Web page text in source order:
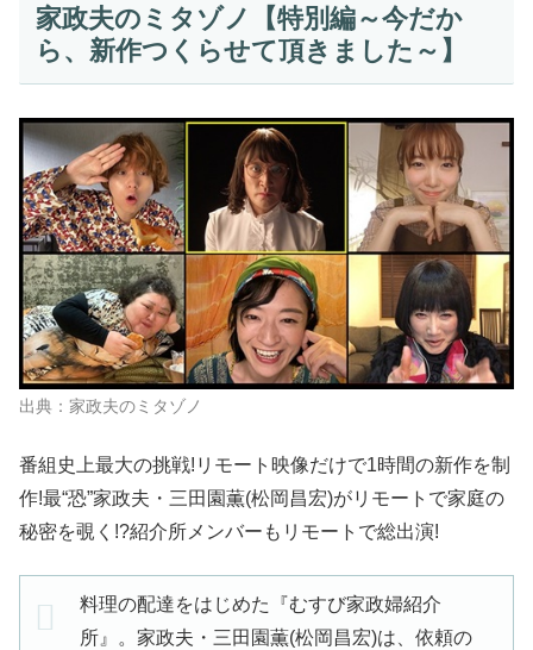
家政夫のミタゾノ【特別編～今だか
ら、新作つくらせて頂きました～】
出典：家政夫のミタゾノ
番組史上最大の挑戦!リモート映像だけで1時間の新作を制
作!最“恐”家政夫・三田園薫(松岡昌宏)がリモートで家庭の
秘密を覗く!?紹介所メンバーもリモートで総出演!
料理の配達をはじめた『むすび家政婦紹介
所』。家政夫・三田園薫(松岡昌宏)は、依頼の